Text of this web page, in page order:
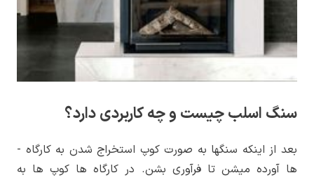
سنگ اسلب چیست و چه کاربردی دارد؟
بعد از اینکه سنگ­ها به صورت کوپ استخراج شدن به کارگاه ­
ها آورده میشن تا فرآوری بشن. در کارگاه­ ها کوپ­ ها به